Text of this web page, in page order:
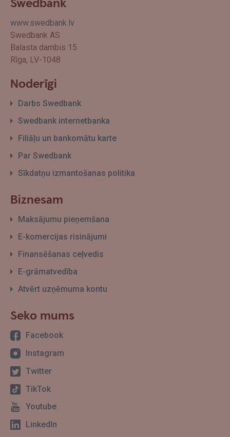
Swedbank
www.swedbank.lv
Swedbank AS
Balasta dambis 15
Rīga, LV-1048
Noderīgi
Darbs Swedbank
Swedbank internetbanka
Filiāļu un bankomātu karte
Par Swedbank
Sīkdatņu izmantošanas politika
Biznesam
Maksājumu pieņemšana
E-komercijas risinājumi
Finansēšanas ceļvedis
E-grāmatvedība
Atvērt uzņēmuma kontu
Seko mums
Facebook
Instagram
Twitter
TikTok
Youtube
LinkedIn